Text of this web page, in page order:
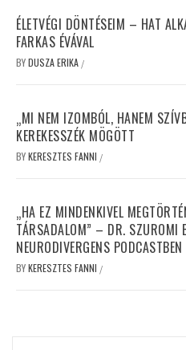
ÉLETVÉGI DÖNTÉSEIM – HAT
FARKAS ÉVÁVAL
BYDUSZA ERIKA /
„MI NEM IZOMBÓL, HANEM
KEREKESSZÉK MÖGÖTT
BYKERESZTES FANNI /
„HA EZ MINDENKIVEL
TÁRSADALOM” – DR. SZUROMI
NEURODIVERGENS PODCASTBEN
BYKERESZTES FANNI /